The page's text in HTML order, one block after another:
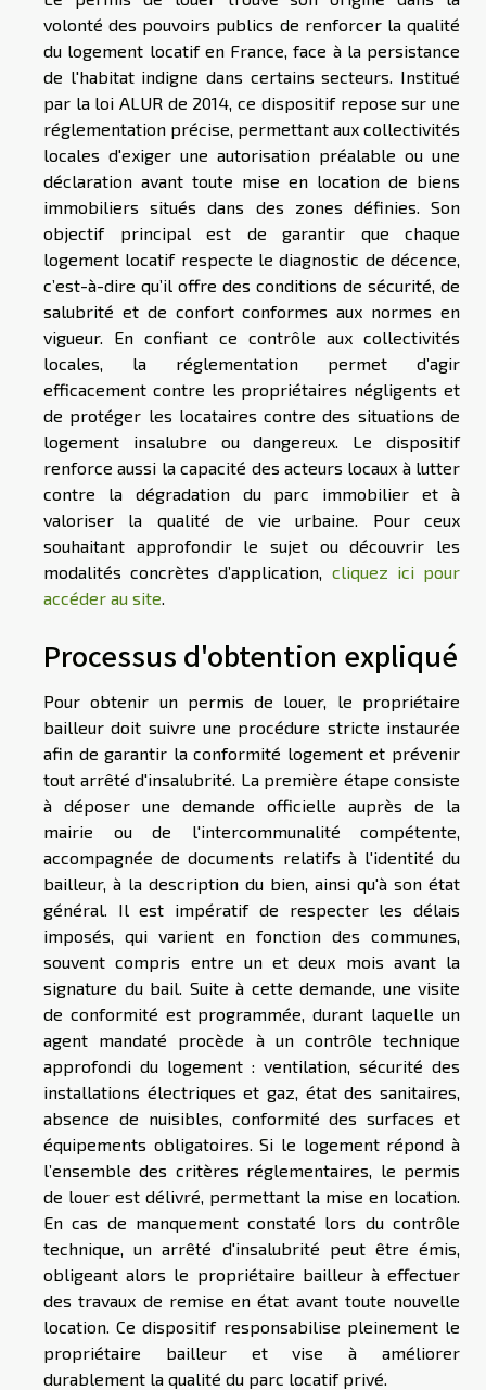
volonté des pouvoirs publics de renforcer la qualité
du logement locatif en France, face à la persistance
de l'habitat indigne dans certains secteurs. Institué
par la loi ALUR de 2014, ce dispositif repose sur une
réglementation précise, permettant aux collectivités
locales d'exiger une autorisation préalable ou une
déclaration avant toute mise en location de biens
immobiliers situés dans des zones définies. Son
objectif principal est de garantir que chaque
logement locatif respecte le diagnostic de décence,
c’est-à-dire qu’il offre des conditions de sécurité, de
salubrité et de confort conformes aux normes en
vigueur. En confiant ce contrôle aux collectivités
locales, la réglementation permet d’agir
efficacement contre les propriétaires négligents et
de protéger les locataires contre des situations de
logement insalubre ou dangereux. Le dispositif
renforce aussi la capacité des acteurs locaux à lutter
contre la dégradation du parc immobilier et à
valoriser la qualité de vie urbaine. Pour ceux
souhaitant approfondir le sujet ou découvrir les
modalités concrètes d’application, cliquez ici pour
accéder au site
Processus d'obtention expliqué
Pour obtenir un permis de louer, le propriétaire
bailleur doit suivre une procédure stricte instaurée
afin de garantir la conformité logement et prévenir
tout arrêté d'insalubrité. La première étape consiste
à déposer une demande officielle auprès de la
mairie ou de l'intercommunalité compétente,
accompagnée de documents relatifs à l'identité du
bailleur, à la description du bien, ainsi qu'à son état
général. Il est impératif de respecter les délais
imposés, qui varient en fonction des communes,
souvent compris entre un et deux mois avant la
signature du bail. Suite à cette demande, une visite
de conformité est programmée, durant laquelle un
agent mandaté procède à un contrôle technique
approfondi du logement : ventilation, sécurité des
installations électriques et gaz, état des sanitaires,
absence de nuisibles, conformité des surfaces et
équipements obligatoires. Si le logement répond à
l’ensemble des critères réglementaires, le permis
de louer est délivré, permettant la mise en location.
En cas de manquement constaté lors du contrôle
technique, un arrêté d'insalubrité peut être émis,
obligeant alors le propriétaire bailleur à effectuer
des travaux de remise en état avant toute nouvelle
location. Ce dispositif responsabilise pleinement le
propriétaire bailleur et vise à améliorer
durablement la qualité du parc locatif privé.